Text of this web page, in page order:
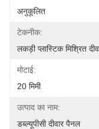
अनुकूलित
टेकनीक:
लकड़ी प्लास्टिक मिश्रित
मोटाई:
20 मिमी
उत्पाद का नाम:
डब्ल्यूपीसी दीवार पैनल